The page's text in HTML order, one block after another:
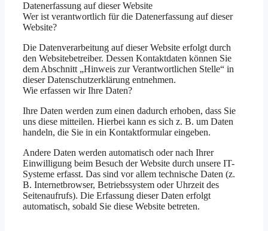
Datenerfassung auf dieser Website
Wer ist verantwortlich für die Datenerfassung auf dieser
Website?
Die Datenverarbeitung auf dieser Website erfolgt durch
den Websitebetreiber. Dessen Kontaktdaten können Sie
dem Abschnitt „Hinweis zur Verantwortlichen Stelle“ in
dieser Datenschutzerklärung entnehmen.
Wie erfassen wir Ihre Daten?
Ihre Daten werden zum einen dadurch erhoben, dass Sie
uns diese mitteilen. Hierbei kann es sich z. B. um Daten
handeln, die Sie in ein Kontaktformular eingeben.
Andere Daten werden automatisch oder nach Ihrer
Einwilligung beim Besuch der Website durch unsere IT-
Systeme erfasst. Das sind vor allem technische Daten (z.
B. Internetbrowser, Betriebssystem oder Uhrzeit des
Seitenaufrufs). Die Erfassung dieser Daten erfolgt
automatisch, sobald Sie diese Website betreten.